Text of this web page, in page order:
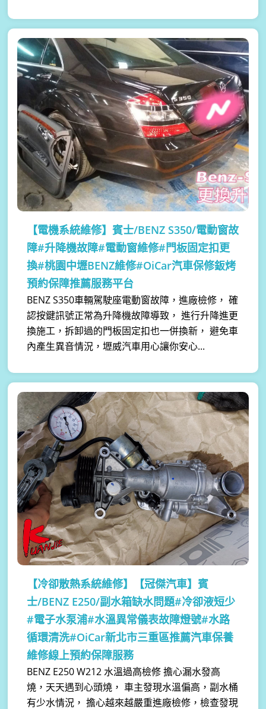
【電機系統維修】賓士/BENZ S350/電動窗故
障#升降機故障#電動窗維修#門板固定扣更
換#桃園中壢BENZ維修#OiCar汽車保修鈑烤
預約保障推薦服務平台
BENZ S350車輛駕駛座電動窗故障，進廠檢修， 確
認按鍵訊號正常為升降機故障導致， 進行升降進更
換施工，拆卸過的門板固定扣也一併換新， 避免車
內產生異音情況，壢威汽車用心讓你安心...
【冷卻散熱系統維修】
【冠傑汽車】賓
士/BENZ E250/副水箱缺水問題#冷卻液短少
#電子水泵浦#水溫異常儀表故障燈號#水路
循環清洗#OiCar新北市三重區推薦汽車保養
維修線上預約保障服務
BENZ E250 W212 水溫過高檢修 擔心漏水發高
燒，天天遇到心頭燒， 車主發現水溫偏高，副水桶
有少水情況， 擔心越來越嚴重進廠檢修，檢查發現